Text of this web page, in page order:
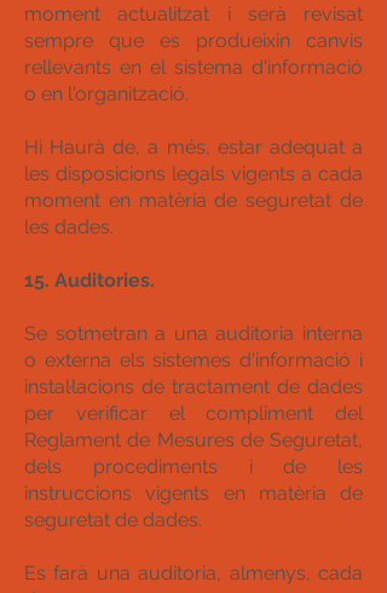
moment actualitzat i serà revisat
sempre que es produeixin canvis
rellevants en el sistema d'informació
o en l'organització.
Hi Haurà de, a més, estar adequat a
les disposicions legals vigents a cada
moment en matèria de seguretat de
les dades.
15. Auditories.
Se sotmetran a una auditoria interna
o externa els sistemes d'informació i
instal·lacions de tractament de dades
per verificar el compliment del
Reglament de Mesures de Seguretat,
dels procediments i de les
instruccions vigents en matèria de
seguretat de dades.
Es farà una auditoria, almenys, cada